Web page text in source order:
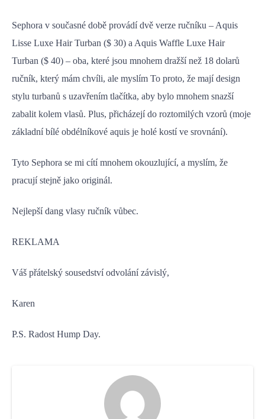
Sephora v současné době provádí dvě verze ručníku – Aquis
Lisse Luxe Hair Turban ($ 30) a Aquis Waffle Luxe Hair
Turban ($ 40) – oba, které jsou mnohem dražší než 18 dolarů
ručník, který mám chvíli, ale myslím To proto, že mají design
stylu turbanů s uzavřením tlačítka, aby bylo mnohem snazší
zabalit kolem vlasů. Plus, přicházejí do roztomilých vzorů (moje
základní bílé obdélníkové aquis je holé kostí ve srovnání).
Tyto Sephora se mi cítí mnohem okouzlující, a myslím, že
pracují stejně jako originál.
Nejlepší dang vlasy ručník vůbec.
REKLAMA
Váš přátelský sousedství odvolání závislý,
Karen
P.S. Radost Hump Day.